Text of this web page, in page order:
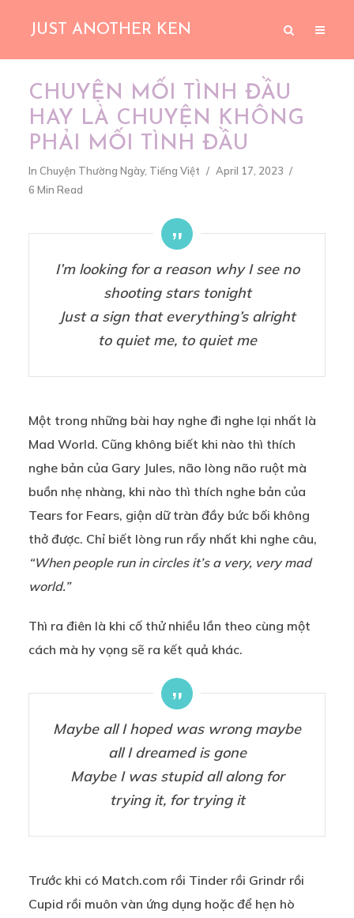
JUST ANOTHER KEN
CHUYỆN MỐI TÌNH ĐẦU
HAY LÀ CHUYỆN KHÔNG
PHẢI MỐI TÌNH ĐẦU
In Chuyện Thường Ngày, Tiếng Việt
April 17, 2023
6 Min Read
I’m looking for a reason why I see no
shooting stars tonight
Just a sign that everything’s alright
to quiet me, to quiet me
Một trong những bài hay nghe đi nghe lại nhất là
Mad World. Cũng không biết khi nào thì thích
nghe bản của Gary Jules, não lòng não ruột mà
buồn nhẹ nhàng, khi nào thì thích nghe bản của
Tears for Fears, giận dữ tràn đầy bức bối không
thở được. Chỉ biết lòng run rẩy nhất khi nghe câu,
“When people run in circles it’s a very, very mad
world.”
Thì ra điên là khi cố thử nhiều lần theo cùng một
cách mà hy vọng sẽ ra kết quả khác.
Maybe all I hoped was wrong maybe
all I dreamed is gone
Maybe I was stupid all along for
trying it, for trying it
Trước khi có Match.com rồi Tinder rồi Grindr rồi
Cupid rồi muôn vàn ứng dụng hoặc để hẹn hò